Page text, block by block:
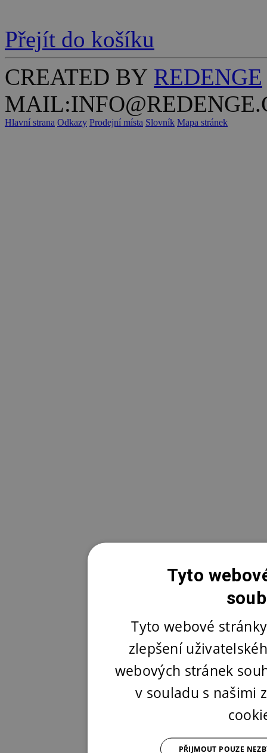
Přejít do košíku
CREATED BY REDENGE
Hlavní strana Odkazy Prodejní místa Slovník Mapa stránek
Tyto
Tyto webové
zlepšení
webových stránek
v souladu s našimi
PŘIJMOUT POUZE